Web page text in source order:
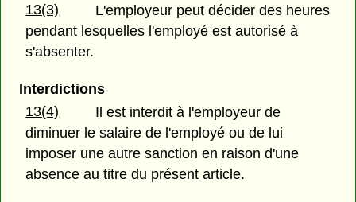
13(3)
L'employeur peut décider des heures
pendant lesquelles l'employé est autorisé à
s'absenter.
Interdictions
13(4)
Il est interdit à l'employeur de
diminuer le salaire de l'employé ou de lui
imposer une autre sanction en raison d'une
absence au titre du présent article.